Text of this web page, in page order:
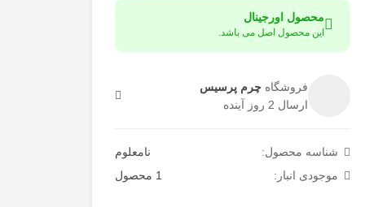
محصول اورجینال
این محصول اصل می باشد.
فروشگاهچرم پرسیس
ارسال 2 روز آینده
شناسه محصول:
نامعلوم
موجودی انبار:
1 محصول